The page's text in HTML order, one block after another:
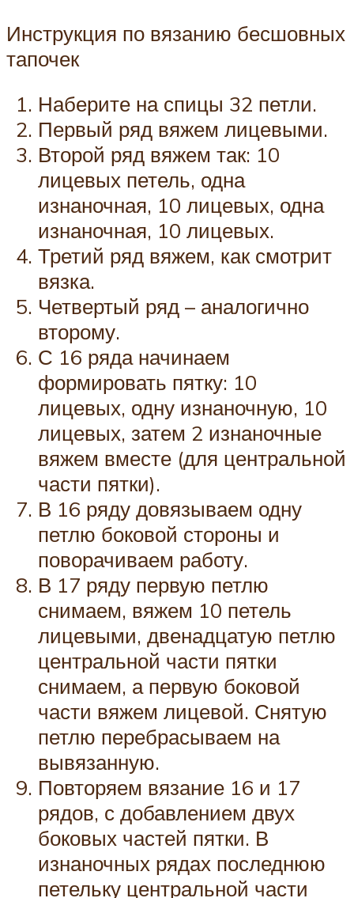
Инструкция по вязанию бесшовных
тапочек
Наберите на спицы 32 петли.
Первый ряд вяжем лицевыми.
Второй ряд вяжем так: 10
лицевых петель, одна
изнаночная, 10 лицевых, одна
изнаночная, 10 лицевых.
Третий ряд вяжем, как смотрит
вязка.
Четвертый ряд – аналогично
второму.
С 16 ряда начинаем
формировать пятку: 10
лицевых, одну изнаночную, 10
лицевых, затем 2 изнаночные
вяжем вместе (для центральной
части пятки).
В 16 ряду довязываем одну
петлю боковой стороны и
поворачиваем работу.
В 17 ряду первую петлю
снимаем, вяжем 10 петель
лицевыми, двенадцатую петлю
центральной части пятки
снимаем, а первую боковой
части вяжем лицевой. Снятую
петлю перебрасываем на
вывязанную.
Повторяем вязание 16 и 17
рядов, с добавлением двух
боковых частей пятки. В
изнаночных рядах последнюю
петельку центральной части